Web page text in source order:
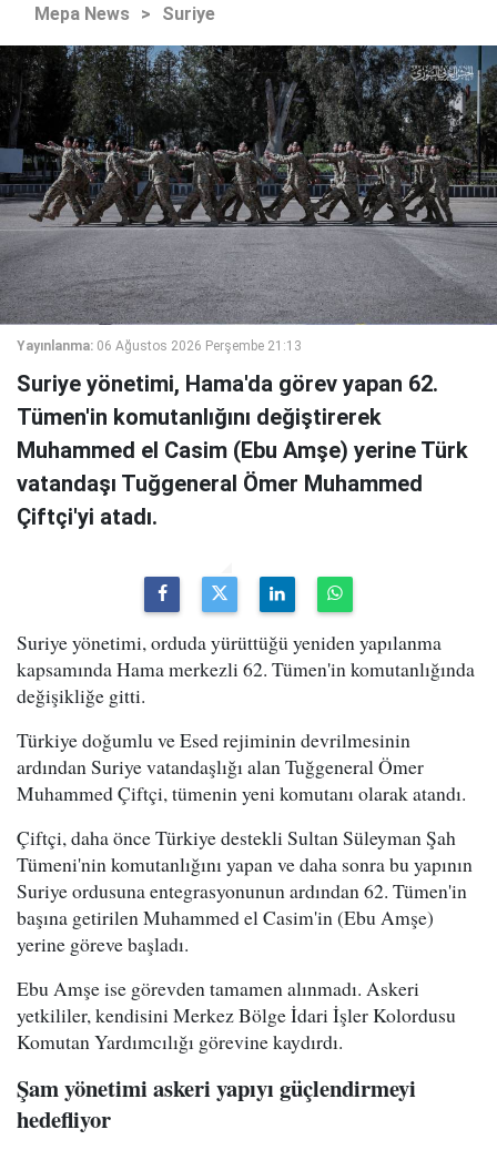
Mepa News > Suriye
Yayınlanma: 06 Ağustos 2026 Perşembe 21:13
Suriye yönetimi, Hama'da görev yapan 62.
Tümen'in komutanlığını değiştirerek
Muhammed el Casim (Ebu Amşe) yerine Türk
vatandaşı Tuğgeneral Ömer Muhammed
Çiftçi'yi atadı.
Suriye yönetimi, orduda yürüttüğü yeniden yapılanma
kapsamında Hama merkezli 62. Tümen'in komutanlığında
değişikliğe gitti.
Türkiye doğumlu ve Esed rejiminin devrilmesinin
ardından Suriye vatandaşlığı alan Tuğgeneral Ömer
Muhammed Çiftçi, tümenin yeni komutanı olarak atandı.
Çiftçi, daha önce Türkiye destekli Sultan Süleyman Şah
Tümeni'nin komutanlığını yapan ve daha sonra bu yapının
Suriye ordusuna entegrasyonunun ardından 62. Tümen'in
başına getirilen Muhammed el Casim'in (Ebu Amşe)
yerine göreve başladı.
Ebu Amşe ise görevden tamamen alınmadı. Askeri
yetkililer, kendisini Merkez Bölge İdari İşler Kolordusu
Komutan Yardımcılığı görevine kaydırdı.
Şam yönetimi askeri yapıyı güçlendirmeyi
hedefliyor